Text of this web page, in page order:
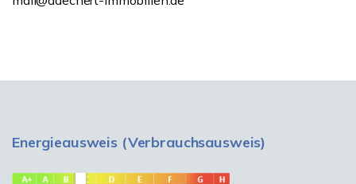
Energieausweis (Verbrauchsausweis)